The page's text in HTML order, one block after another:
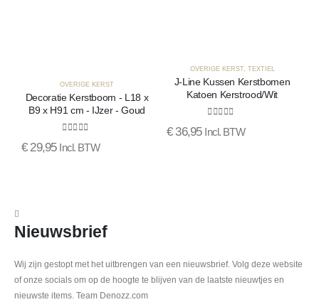
OVERIGE KERST
Decoratie Kerstboom - L18 x
B9 x H91 cm - IJzer - Goud
€29,95 Incl. BTW
OVERIGE KERST, TEXTIEL
J-Line Kussen Kerstbomen
Katoen Kerstrood/Wit
€36,95 Incl. BTW
Nieuwsbrief
Wij zijn gestopt met het uitbrengen van een nieuwsbrief. Volg deze website
of onze socials om op de hoogte te blijven van de laatste nieuwtjes en
nieuwste items. Team Denozz.com